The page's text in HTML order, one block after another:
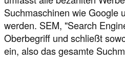
Suchmaschinen wie Google
werden. SEM, "Search
Oberbegriff und schließt
ein, also das gesamte